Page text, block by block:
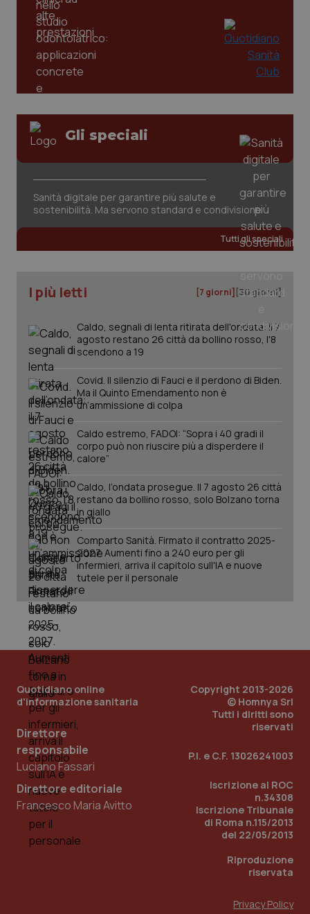
Gli speciali
Sanità digitale per garantire più salute e
sostenibilità. Ma servono standard e condivisione
Tutti gli speciali
I più letti [7 giorni] [30 giorni]
Caldo, segnali di lenta ritirata dell'ondata: il 7
agosto restano 26 città da bollino rosso, l'8
scendono a 19
Covid. Il silenzio di Fauci e il perdono di Biden.
Ma il Quinto Emendamento non è
un’ammissione di colpa
Caldo estremo, FADOI: “Sopra i 40 gradi il
corpo può non riuscire più a disperdere il
calore”
Caldo, l’ondata prosegue. Il 7 agosto 26 città
restano da bollino rosso, solo Bolzano torna
in giallo
Comparto Sanità. Firmato il contratto 2025-
2027. Aumenti fino a 240 euro per gli
infermieri, arriva il capitolo sull'IA e nuove
tutele per il personale
Quotidiano online
d'informazione sanitaria
Direttore
responsabile
Luciano Fassari
Direttore editoriale
Francesco Maria Avitto
Copyright 2013-2026
© Homnya Srl
Tutti i diritti sono
riservati
P.I. e C.F. 13026241003
Iscrizione al ROC
n.34308
Iscrizione Tribunale
di Roma n.115/2013
del 22/05/2013
Riproduzione
riservata
Privacy Policy
tracking-enable
tracking-sites-ironfish-
www.quotidianosanita.it
2
PHPSESSID
.quotidianosanita.it 1